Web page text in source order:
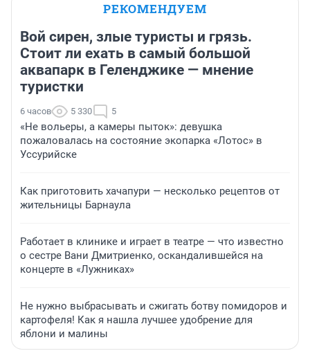
РЕКОМЕНДУЕМ
Вой сирен, злые туристы и грязь.
Стоит ли ехать в самый большой
аквапарк в Геленджике — мнение
туристки
6 часов 5 330 5
«Не вольеры, а камеры пыток»: девушка
пожаловалась на состояние экопарка «Лотос» в
Уссурийске
Как приготовить хачапури — несколько рецептов от
жительницы Барнаула
Работает в клинике и играет в театре — что известно
о сестре Вани Дмитриенко, оскандалившейся на
концерте в «Лужниках»
Не нужно выбрасывать и сжигать ботву помидоров и
картофеля! Как я нашла лучшее удобрение для
яблони и малины